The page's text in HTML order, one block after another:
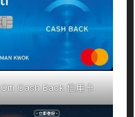
Citi Cash Back 信用卡